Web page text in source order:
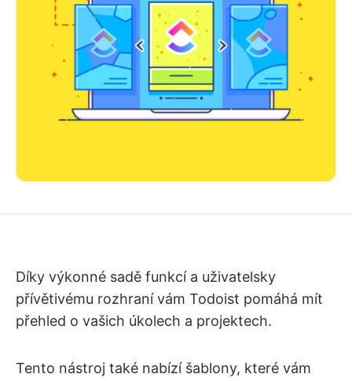
Díky výkonné sadě funkcí a uživatelsky
přívětivému rozhraní vám Todoist pomáhá mít
přehled o vašich úkolech a projektech.
Tento nástroj také nabízí šablony, které vám